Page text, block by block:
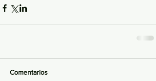
Comentarios